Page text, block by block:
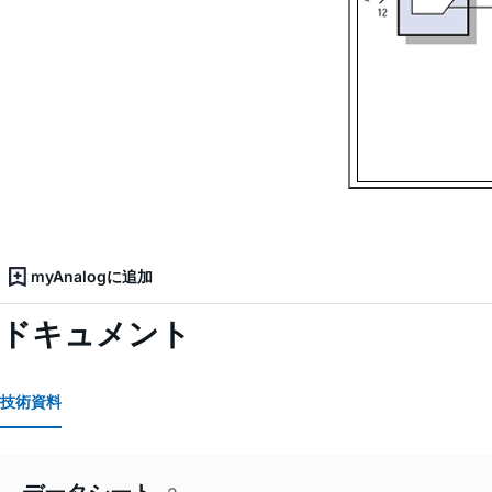
myAnalogに追加
ドキュメント
技術資料